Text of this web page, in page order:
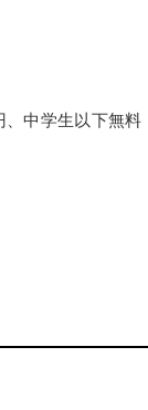
、中学生以下無料